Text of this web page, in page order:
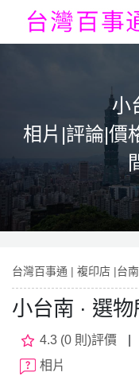
小
相片|評論|價
台灣百事通 | 複印店 |台
小台南 · 選物
4.3 (0 則)評價
相片